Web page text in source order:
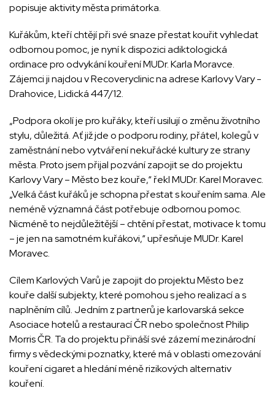
popisuje aktivity města primátorka.
Kuřákům, kteří chtějí při své snaze přestat kouřit vyhledat
odbornou pomoc, je nyní k dispozici adiktologická
ordinace pro odvykání kouření MUDr. Karla Moravce.
Zájemci ji najdou v Recoveryclinic na adrese Karlovy Vary -
Drahovice, Lidická 447/12.
„Podpora okolí je pro kuřáky, kteří usilují o změnu životního
stylu, důležitá. Ať již jde o podporu rodiny, přátel, kolegů v
zaměstnání nebo vytváření nekuřácké kultury ze strany
města. Proto jsem přijal pozvání zapojit se do projektu
Karlovy Vary – Město bez kouře,“ řekl MUDr. Karel Moravec.
„Velká část kuřáků je schopna přestat s kouřením sama. Ale
neméně významná část potřebuje odbornou pomoc.
Nicméně to nejdůležitější – chtění přestat, motivace k tomu
– je jen na samotném kuřákovi,“ upřesňuje MUDr. Karel
Moravec.
Cílem Karlových Varů je zapojit do projektu Město bez
kouře další subjekty, které pomohou s jeho realizací a s
naplněním cílů. Jedním z partnerů je karlovarská sekce
Asociace hotelů a restaurací ČR nebo společnost Philip
Morris ČR. Ta do projektu přináší své zázemí mezinárodní
firmy s vědeckými poznatky, které má v oblasti omezování
kouření cigaret a hledání méně rizikových alternativ
kouření.